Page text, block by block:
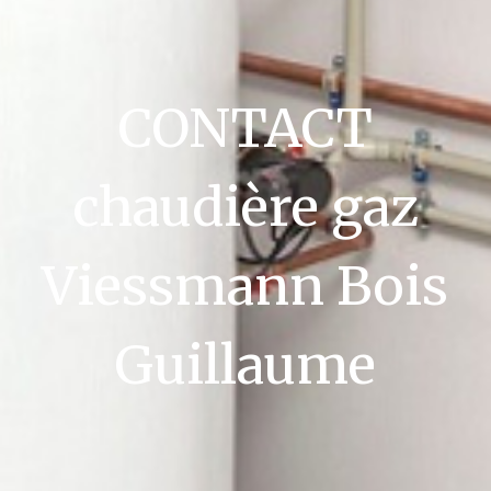
CONTACT
chaudière gaz
Viessmann Bois
Guillaume